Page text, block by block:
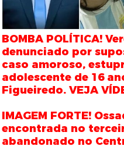
BOMBA POLÍTICA!
denunciado por
caso amoroso,
adolescente de 16
Figueiredo. VEJA
IMAGEM FORTE!
encontrada no
abandonado no